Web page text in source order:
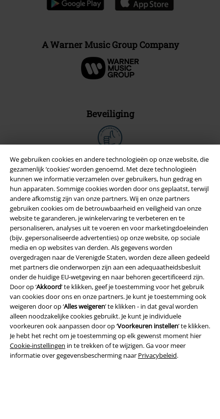
We gebruiken cookies en andere technologieën op onze website, die
gezamenlijk ‘cookies’ worden genoemd. Met deze technologieën
kunnen we informatie verzamelen over gebruikers, hun gedrag en
hun apparaten. Sommige cookies worden door ons geplaatst, terwijl
andere afkomstig zijn van onze partners. Wij en onze partners
gebruiken cookies om de betrouwbaarheid en veiligheid van onze
website te garanderen, je winkelervaring te verbeteren en te
personaliseren, analyses uit te voeren en voor marketingdoeleinden
(bijv. gepersonaliseerde advertenties) op onze website, op sociale
media en op websites van derden. Als gegevens worden
overgedragen naar de Verenigde Staten, worden deze alleen gedeeld
met partners die onderworpen zijn aan een adequaatheidsbesluit
onder de huidige EU-wetgeving en naar behoren gecertificeerd zijn.
Door op ‘Akkoord’ te klikken, geef je toestemming voor het gebruik
van cookies door ons en onze partners. Je kunt je toestemming ook
weigeren door op ‘Alles weigeren’ te klikken - in dat geval worden
alleen noodzakelijke cookies gebruikt. Je kunt je individuele
voorkeuren ook aanpassen door op ‘Voorkeuren instellen’ te klikken.
Je hebt het recht om je toestemming op elk gewenst moment hier
Cookie-instellingen in te trekken of te wijzigen. Ga voor meer
informatie over gegevensbescherming naar Privacybeleid.
A Warner Music Group Company
Beveiliging
Legal
Algemene Voorwaarden
Bedrijfsgegevens
Privacyverklaring
Verklaring van conformiteit
Informatie over toegankelijkheid